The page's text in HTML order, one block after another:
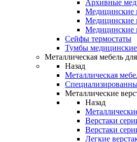
Архивные
Медицинские
Медицинские
Медицинские
Сейфы термостаты
Тумбы
Металлическая мебель
Назад
Металлическая
Металлические
Назад
Верстаки
Верстаки
Легкие